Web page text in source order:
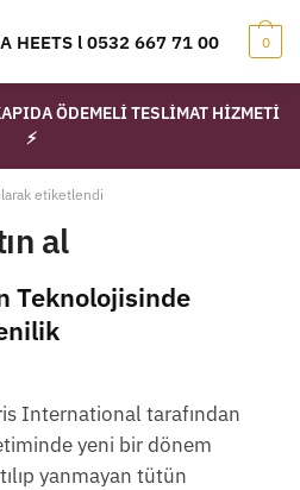
HEETS l 0532 667 71 00 0
ÖDEMELİ TESLİMAT HİZMETİ
⚡
etiketlendi
al
Teknolojisinde
International tarafından
yeni bir dönem
yanmayan tütün